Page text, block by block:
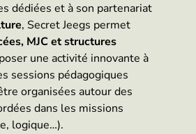
dédiées et à son partenariat
, Secret Jeegs permet
MJC et structures
une activité innovante à
sessions pédagogiques
organisées autour des
dans les missions
logique…).